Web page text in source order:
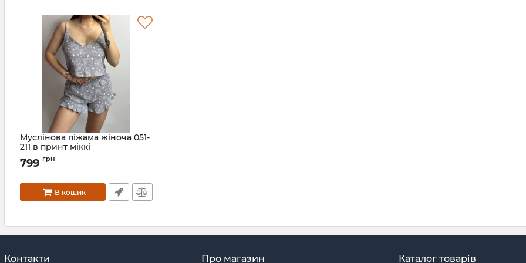
Муслінова піжама жіноча 051-
211 в принт міккі
Артикул: 051-211-mikki-maus-S
799 грн
В кошик
Контакти Про магазин Каталог товарів